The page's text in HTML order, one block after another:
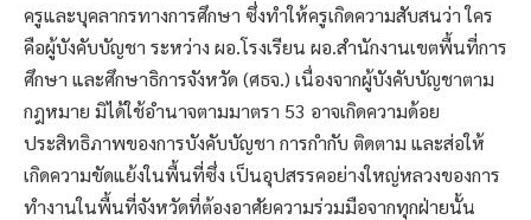
ครูและบุคลากรทางการศึกษา ซึ่งทำให้ครูเกิดความสับสนว่า ใคร
คือผู้บังคับบัญชา ระหว่าง ผอ.โรงเรียน ผอ.สำนักงานเขตพื้นที่การ
ศึกษา และศึกษาธิการจังหวัด (ศธจ.) เนื่องจากผู้บังคับบัญชาตาม
กฎหมาย มิได้ใช้อำนาจตามมาตรา 53 อาจเกิดความด้อย
ประสิทธิภาพของการบังคับบัญชา การกำกับ ติดตาม และส่อให้
เกิดความขัดแย้งในพื้นที่ซึ่ง เป็นอุปสรรคอย่างใหญ่หลวงของการ
ทำงานในพื้นที่จังหวัดที่ต้องอาศัยความร่วมมือจากทุกฝ่ายนั้น